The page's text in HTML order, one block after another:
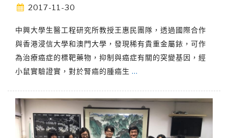
2017-11-30
中興大學生醫工程研究所教授王惠民團隊，透過國際合作
與香港浸信大學和澳門大學，發現稀有貴重金屬銥，可作
為治療癌症的標靶藥物，抑制與癌症有關的突變基因，經
小鼠實驗證實，對於腎癌的腫癌生 …